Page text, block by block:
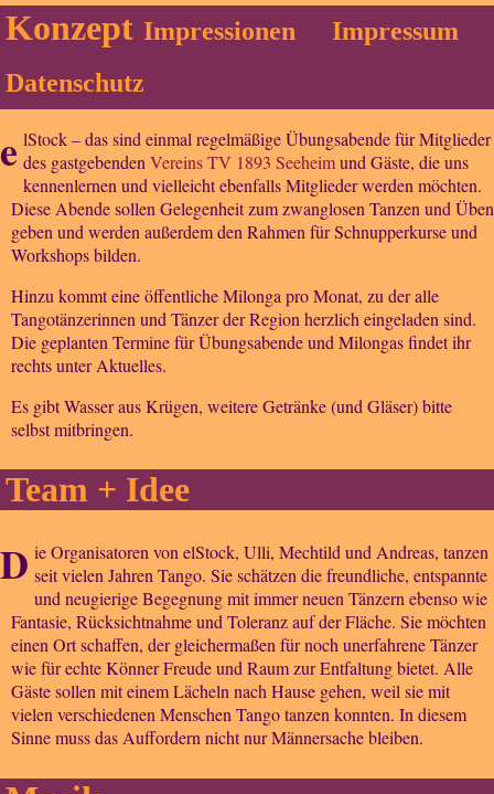
Konzept Impressionen
Impressum
Datenschutz
e lStock – das sind einmal regelmäßige Übungsabende für Mitglieder
des gastgebenden Vereins TV 1893 Seeheimund Gäste, die uns
kennenlernen und vielleicht ebenfalls Mitglieder werden möchten.
Diese Abende sollen Gelegenheit zum zwanglosen Tanzen und Üben
geben und werden außerdem den Rahmen für Schnupperkurse und
Workshops bilden.
Hinzu kommt eine öffentliche Milonga pro Monat, zu der alle
Tangotänzerinnen und Tänzer der Region herzlich eingeladen sind.
Die geplanten Termine für Übungsabende und Milongas findet ihr
rechts unter Aktuelles.
Es gibt Wasser aus Krügen, weitere Getränke (und Gläser) bitte
selbst mitbringen.
Team + Idee
D ie Organisatoren von elStock, Ulli, Mechtild und Andreas, tanzen
seit vielen Jahren Tango. Sie schätzen die freundliche, entspannte
und neugierige Begegnung mit immer neuen Tänzern ebenso wie
Fantasie, Rücksichtnahme und Toleranz auf der Fläche. Sie möchten
einen Ort schaffen, der gleichermaßen für noch unerfahrene Tänzer
wie für echte Könner Freude und Raum zur Entfaltung bietet. Alle
Gäste sollen mit einem Lächeln nach Hause gehen, weil sie mit
vielen verschiedenen Menschen Tango tanzen konnten. In diesem
Sinne muss das Auffordern nicht nur Männersache bleiben.